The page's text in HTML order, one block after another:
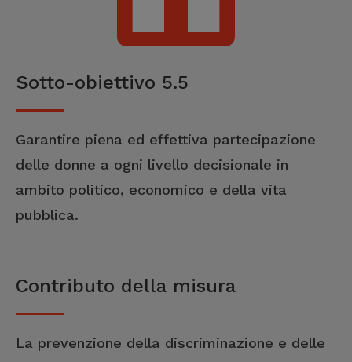
Sotto-obiettivo 5.5
Garantire piena ed effettiva partecipazione
delle donne a ogni livello decisionale in
ambito politico, economico e della vita
pubblica.
Contributo della misura
La prevenzione della discriminazione e delle